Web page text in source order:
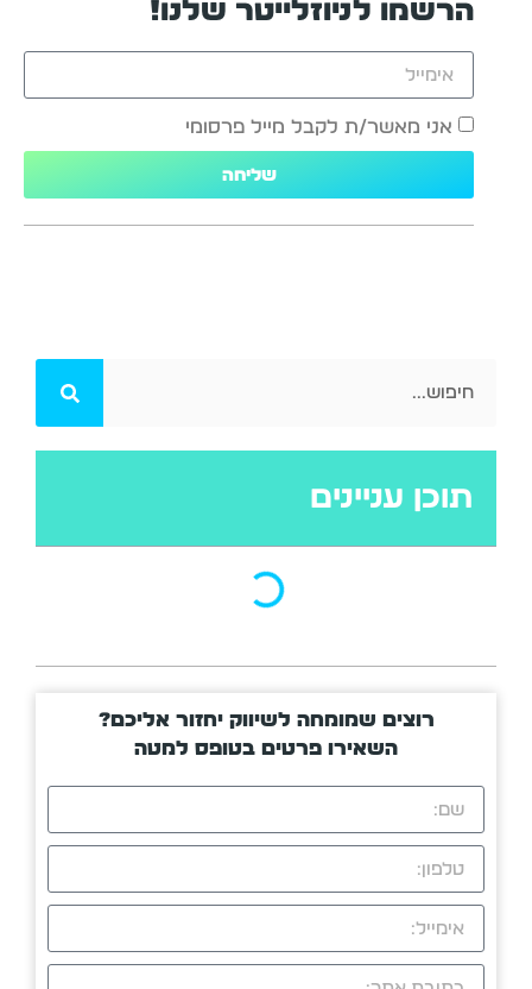
תוכן עניינים
רוצים שמומחה לשיווק יחזור אליכם?
השאירו פרטים בטופס למטה
הרשמו לניוזלייטר שלנו!
אני מאשר/ת לקבל מייל פרסומי
שליחה